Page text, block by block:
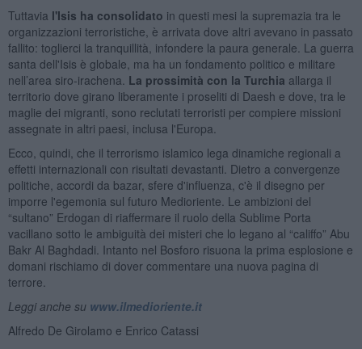
Tuttavia l'Isis ha consolidato in questi mesi la supremazia tra le
organizzazioni terroristiche, è arrivata dove altri avevano in passato
fallito: toglierci la tranquillità, infondere la paura generale. La guerra
santa dell'Isis è globale, ma ha un fondamento politico e militare
nell’area siro-irachena. La prossimità con la Turchia allarga il
territorio dove girano liberamente i proseliti di Daesh e dove, tra le
maglie dei migranti, sono reclutati terroristi per compiere missioni
assegnate in altri paesi, inclusa l'Europa.
Ecco, quindi, che il terrorismo islamico lega dinamiche regionali a
effetti internazionali con risultati devastanti. Dietro a convergenze
politiche, accordi da bazar, sfere d'influenza, c'è il disegno per
imporre l'egemonia sul futuro Medioriente. Le ambizioni del
“sultano” Erdogan di riaffermare il ruolo della Sublime Porta
vacillano sotto le ambiguità dei misteri che lo legano al “califfo” Abu
Bakr Al Baghdadi. Intanto nel Bosforo risuona la prima esplosione e
domani rischiamo di dover commentare una nuova pagina di
terrore.
Leggi anche su www.ilmedioriente.it
Alfredo De Girolamo e Enrico Catassi